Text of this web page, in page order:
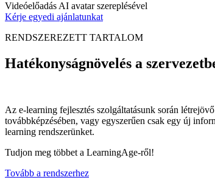
Videóelőadás AI avatar szereplésével
Kérje egyedi ajánlatunkat
RENDSZEREZETT TARTALOM
Hatékonyságnövelés a
Az e-learning fejlesztés szolgáltatásunk során
továbbképzésében, vagy egyszerűen csak egy új
learning rendszerünket.
Tudjon meg többet a LearningAge-ről!
Tovább a rendszerhez